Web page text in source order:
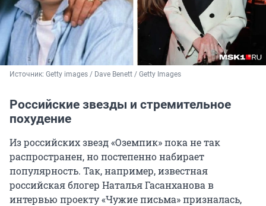
Источник: Getty images / Dave Benett / Getty Images
Российские звезды и стремительное
похудение
Из российских звезд «Оземпик» пока не так
распространен, но постепенно набирает
популярность. Так, например, известная
российская блогер Наталья Гасанханова в
интервью проекту «Чужие письма» призналась,